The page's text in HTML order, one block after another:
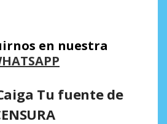
en nuestra
Tu fuente de